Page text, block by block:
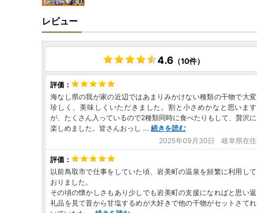
レビュー
4.6（10件）
海なし県の我が家の近辺ではあまりみかけない種類の干物で大変
珍しく、美味しくいただきました。割と小さめかなと思います
が、たくさん入っているので2種類同時に食べたりもして、贅沢に
楽しめました。皆さんおっし ... 続きを読む
2025年09月30日 岐阜県在住
以前鳥取市で仕事をしていた頃、岩美町の温泉を頻繁に利用して
おりました。
その頃の懐かしさもあり少しでも岩美町の支援になればと思い返
礼品を見て昔から甘塩するめが大好きで他の干物がセットさてれ